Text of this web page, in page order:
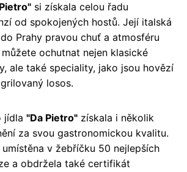
si získala celou řadu
od spokojených hostů. Její italská
Prahy pravou chuť a atmosféru
ochutnat nejen klasické
ale také speciality, jako jsou hovězí
losos.
jídla "Da Pietro" získala i několik
za svou gastronomickou kvalitu.
umístěna v žebříčku 50 nejlepších
a obdržela také certifikát